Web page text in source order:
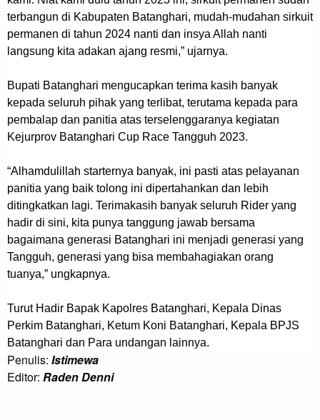
terbangun di Kabupaten Batanghari, mudah-mudahan sirkuit
permanen di tahun 2024 nanti dan insya Allah nanti
langsung kita adakan ajang resmi,” ujarnya.
Bupati Batanghari mengucapkan terima kasih banyak
kepada seluruh pihak yang terlibat, terutama kepada para
pembalap dan panitia atas terselenggaranya kegiatan
Kejurprov Batanghari Cup Race Tangguh 2023.
“Alhamdulillah starternya banyak, ini pasti atas pelayanan
panitia yang baik tolong ini dipertahankan dan lebih
ditingkatkan lagi. Terimakasih banyak seluruh Rider yang
hadir di sini, kita punya tanggung jawab bersama
bagaimana generasi Batanghari ini menjadi generasi yang
Tangguh, generasi yang bisa membahagiakan orang
tuanya,” ungkapnya.
Turut Hadir Bapak Kapolres Batanghari, Kepala Dinas
Perkim Batanghari, Ketum Koni Batanghari, Kepala BPJS
Batanghari dan Para undangan lainnya.
Penulis: Istimewa
Editor: Raden Denni